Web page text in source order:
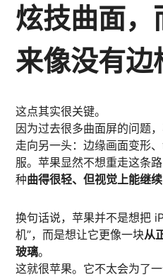
炫技曲面，
来像没有边
这点其实很关键。
因为过去很多曲面屏的问题
走向另一头：边缘画面变形
服。苹果显然不想重走这条
种曲得很轻、但视觉上能继
换句话说，苹果并不是想把
机”，而是想让它更像一块从
玻璃。
这就很苹果。它不太会为了